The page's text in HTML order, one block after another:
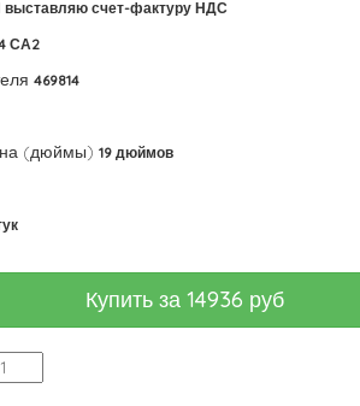
выставляю счет-фактуру НДС
СА2
469814
(дюймы) 19 дюймов
Купить за14936 руб